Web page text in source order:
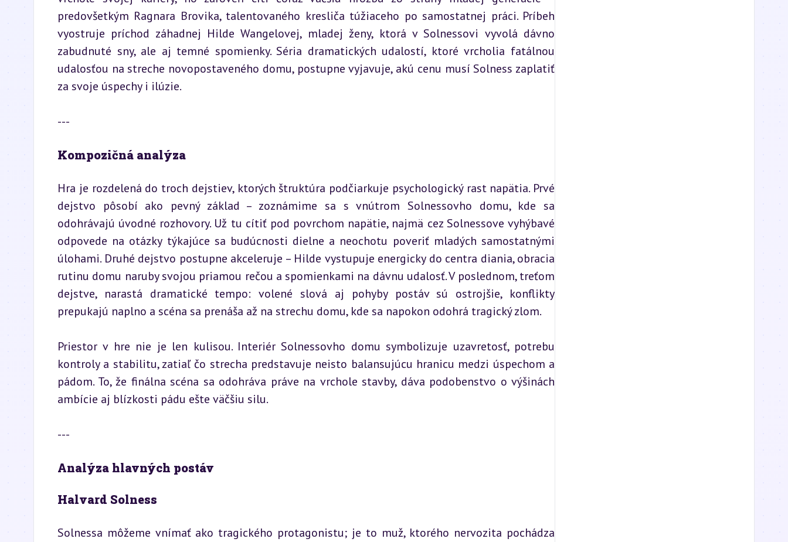
predovšetkým Ragnara Brovika, talentovaného kresliča túžiaceho po samostatnej práci. Príbeh
vyostruje príchod záhadnej Hilde Wangelovej, mladej ženy, ktorá v Solnessovi vyvolá dávno
zabudnuté sny, ale aj temné spomienky. Séria dramatických udalostí, ktoré vrcholia fatálnou
udalosťou na streche novopostaveného domu, postupne vyjavuje, akú cenu musí Solness zaplatiť
za svoje úspechy i ilúzie.
---
Kompozičná analýza
Hra je rozdelená do troch dejstiev, ktorých štruktúra podčiarkuje psychologický rast napätia. Prvé
dejstvo pôsobí ako pevný základ – zoznámime sa s vnútrom Solnessovho domu, kde sa
odohrávajú úvodné rozhovory. Už tu cítiť pod povrchom napätie, najmä cez Solnessove vyhýbavé
odpovede na otázky týkajúce sa budúcnosti dielne a neochotu poveriť mladých samostatnými
úlohami. Druhé dejstvo postupne akceleruje – Hilde vystupuje energicky do centra diania, obracia
rutinu domu naruby svojou priamou rečou a spomienkami na dávnu udalosť. V poslednom, treťom
dejstve, narastá dramatické tempo: volené slová aj pohyby postáv sú ostrojšie, konflikty
prepukajú naplno a scéna sa prenáša až na strechu domu, kde sa napokon odohrá tragický zlom.
Priestor v hre nie je len kulisou. Interiér Solnessovho domu symbolizuje uzavretosť, potrebu
kontroly a stabilitu, zatiaľ čo strecha predstavuje neisto balansujúcu hranicu medzi úspechom a
pádom. To, že finálna scéna sa odohráva práve na vrchole stavby, dáva podobenstvo o výšinách
ambície aj blízkosti pádu ešte väčšiu silu.
---
Analýza hlavných postáv
Halvard Solness
Solnessa môžeme vnímať ako tragického protagonistu; je to muž, ktorého nervozita pochádza